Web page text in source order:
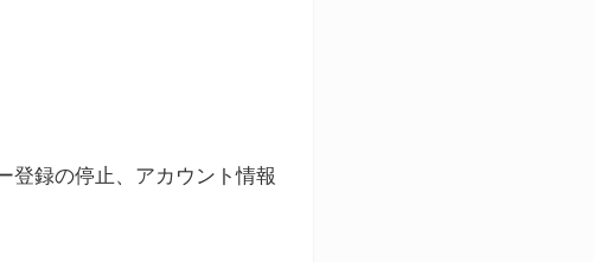
登録の停止、アカウント情報